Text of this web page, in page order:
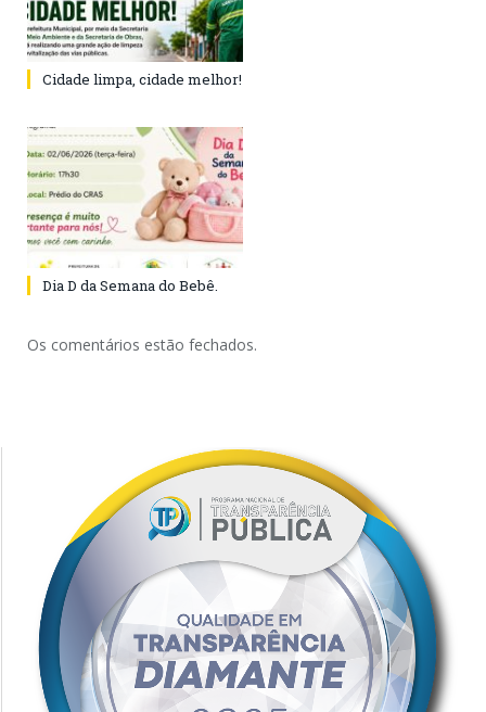
Cidade limpa, cidade melhor!
Dia D da Semana do Bebê.
Os comentários estão fechados.